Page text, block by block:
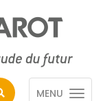
MENU